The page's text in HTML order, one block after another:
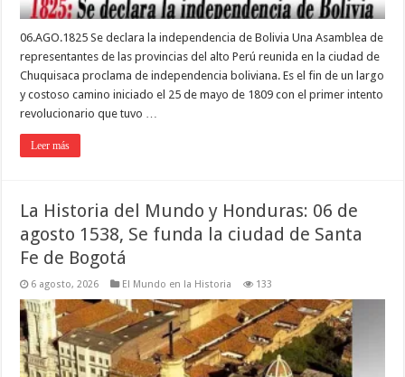
06.AGO.1825 Se declara la independencia de Bolivia Una Asamblea de
representantes de las provincias del alto Perú reunida en la ciudad de
Chuquisaca proclama de independencia boliviana. Es el fin de un largo
y costoso camino iniciado el 25 de mayo de 1809 con el primer intento
revolucionario que tuvo …
Leer más
La Historia del Mundo y Honduras: 06 de
agosto 1538, Se funda la ciudad de Santa
Fe de Bogotá
6 agosto, 2026 El Mundo en la Historia 133